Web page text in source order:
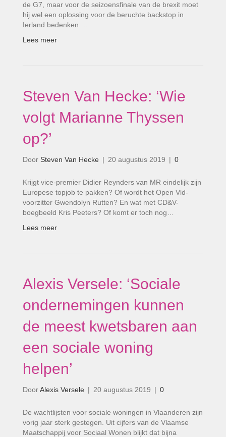
de G7, maar voor de seizoensfinale van de brexit moet
hij wel een oplossing voor de beruchte backstop in
Ierland bedenken.…
Lees meer
Steven Van Hecke: ‘Wie
volgt Marianne Thyssen
op?’
Door Steven Van Hecke | 20 augustus 2019 | 0
Krijgt vice-premier Didier Reynders van MR eindelijk zijn
Europese topjob te pakken? Of wordt het Open Vld-
voorzitter Gwendolyn Rutten? En wat met CD&V-
boegbeeld Kris Peeters? Of komt er toch nog…
Lees meer
Alexis Versele: ‘Sociale
ondernemingen kunnen
de meest kwetsbaren aan
een sociale woning
helpen’
DoorAlexis Versele | 20 augustus 2019 | 0
De wachtlijsten voor sociale woningen in Vlaanderen zijn
vorig jaar sterk gestegen. Uit cijfers van de Vlaamse
Maatschappij voor Sociaal Wonen blijkt dat bijna